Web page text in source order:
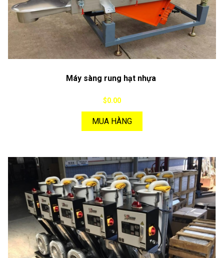
Máy sàng rung hạt nhựa
$0.00
MUA HÀNG